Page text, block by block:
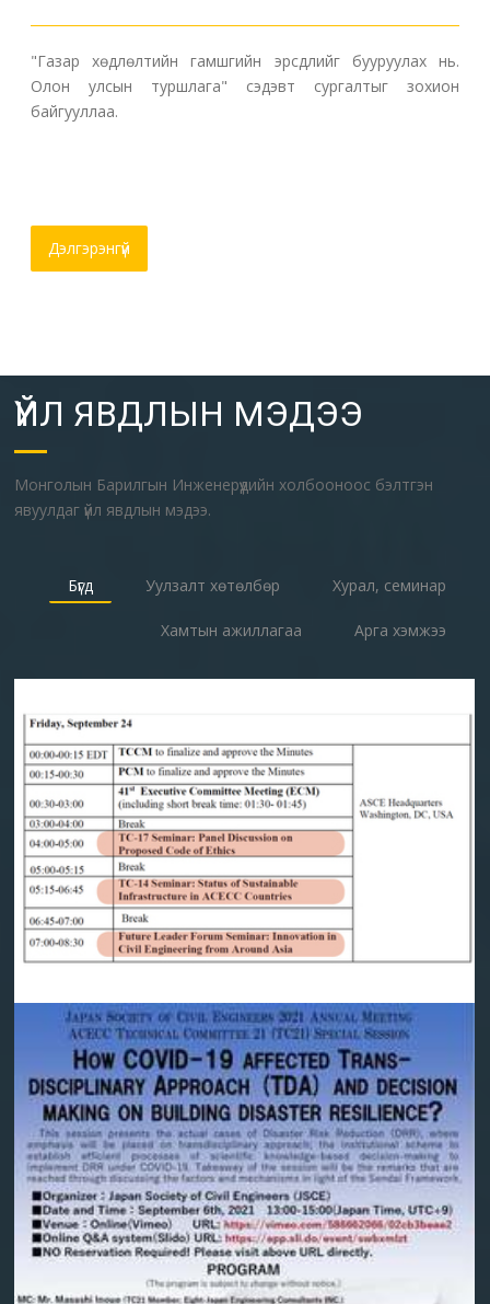
"Газар хөдлөлтийн гамшгийн эрсдлийг бууруулах нь.
Олон улсын туршлага" сэдэвт сургалтыг зохион
байгууллаа.
Дэлгэрэнгүй
ҮЙЛ ЯВДЛЫН МЭДЭЭ
Монголын Барилгын Инженерүүдийн холбооноос бэлтгэн
явуулдаг үйл явдлын мэдээ.
Бүгд Уулзалт хөтөлбөр Хурал, семинар
Хамтын ажиллагаа Арга хэмжээ
#ОЛОН_УЛСЫН_СЕМИНАРТ оролцохыг урьж
байна.
2021-08-25 | ОНЛАЙН